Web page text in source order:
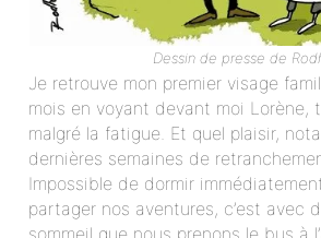
Dessin de presse de
Je retrouve mon premier visage
mois en voyant devant moi Lorène,
malgré la fatigue. Et quel plaisir,
dernières semaines de
Impossible de dormir
partager nos aventures, c’est avec